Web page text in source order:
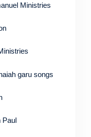
Ministries
garu songs